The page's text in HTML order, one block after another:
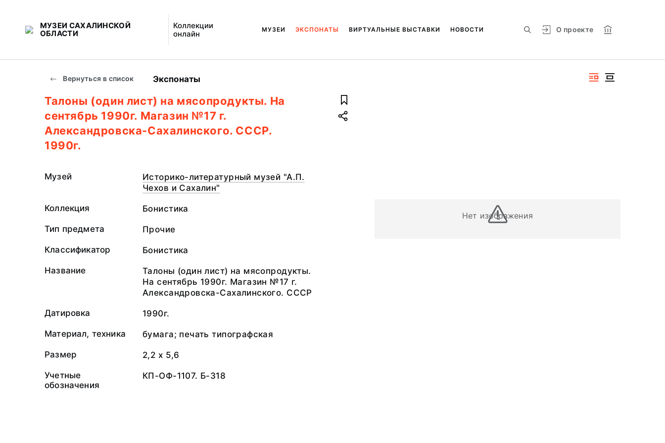
МУЗЕИ САХАЛИНСКОЙ
ОБЛАСТИ
Коллекции
онлайн
О проекте
МУЗЕИ ЭКСПОНАТЫ ВИРТУАЛЬНЫЕ ВЫСТАВКИ НОВОСТИ
Вернуться в список Экспонаты
Нет изображения
Талоны (один лист) на мясопродукты. На
сентябрь 1990г. Магазин №17 г.
Александровска-Сахалинского. СССР.
1990г.
Музей
Историко-литературный музей "А.П.
Чехов и Сахалин"
Коллекция Бонистика
Тип предмета Прочие
Классификатор Бонистика
Название
Талоны (один лист) на мясопродукты.
На сентябрь 1990г. Магазин №17 г.
Александровска-Сахалинского. СССР
Датировка 1990г.
Материал, техника бумага; печать типографская
Размер 2,2 х 5,6
Учетные
обозначения
КП-ОФ-1107. Б-318